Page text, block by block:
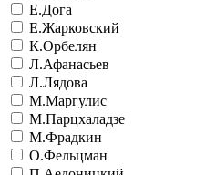
Е.Дога
Е.Жарковский
К.Орбелян
Л.Афанасьев
Л.Лядова
М.Маргулис
М.Парцхаладзе
М.Фрадкин
О.Фельцман